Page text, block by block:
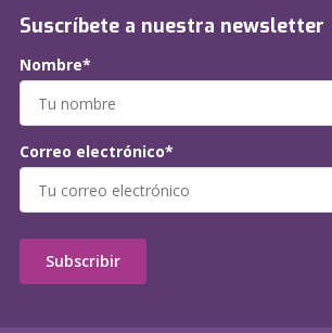
Suscríbete a nuestra newsletter
Nombre*
Correo electrónico*
Subscribir